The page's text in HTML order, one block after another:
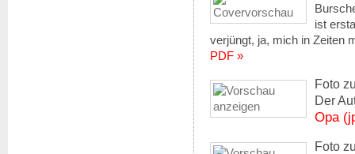
ist
verjüngt, ja, mich in Zeiten
PDF »
Foto
Der
Opa
Foto